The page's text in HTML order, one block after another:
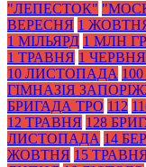
"ЛЕПЕСТОК"
ВЕРЕСНЯ 1
1 МІЛЬЯРД 1 МЛН
1 ТРАВНЯ 1 ЧЕРВНЯ
10 ЛИСТОПАДА
ГІМНАЗІЯ
БРИГАДА ТРО 112
12 ТРАВНЯ 128
ЛИСТОПАДА 14
ЖОВТНЯ 15